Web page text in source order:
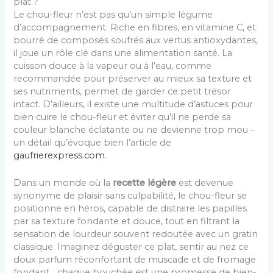
Le chou-fleur n’est pas qu’un simple légume
d’accompagnement. Riche en fibres, en vitamine C, et
bourré de composés soufrés aux vertus antioxydantes,
il joue un rôle clé dans une alimentation santé. La
cuisson douce à la vapeur ou à l’eau, comme
recommandée pour préserver au mieux sa texture et
ses nutriments, permet de garder ce petit trésor
intact. D’ailleurs, il existe une multitude d’astuces pour
bien cuire le chou-fleur et éviter qu’il ne perde sa
couleur blanche éclatante ou ne devienne trop mou –
un détail qu’évoque bien l’article de
gaufrierexpress.com.
Dans un monde où la recette légère est devenue
synonyme de plaisir sans culpabilité, le chou-fleur se
positionne en héros, capable de distraire les papilles
par sa texture fondante et douce, tout en filtrant la
sensation de lourdeur souvent redoutée avec un gratin
classique. Imaginez déguster ce plat, sentir au nez ce
doux parfum réconfortant de muscade et de fromage